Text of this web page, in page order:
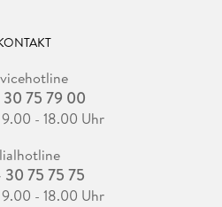
75 79 00
- 18.00 Uhr
75 75 75
- 18.00 Uhr